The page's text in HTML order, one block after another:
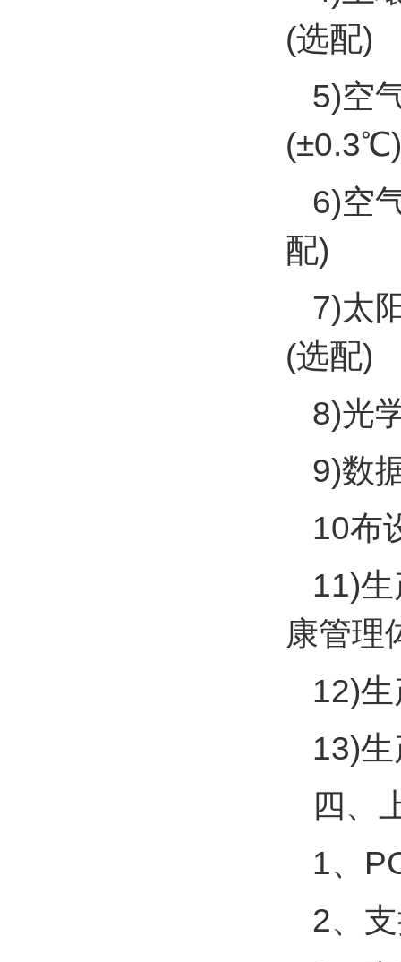
(选配)
5)空
6)空
配)
7)太
(选配)
8)光
9)数
10布
11)
康管理
12)
13)
四、
1、
2、